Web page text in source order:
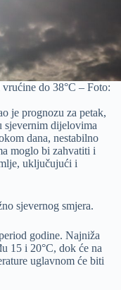
do 38°C – Foto:
je prognozu za petak,
sjevernim dijelovima
dana, nestabilno
moglo bi zahvatiti i
uključujući i
sjevernog smjera.
godine. Najniža
15 i 20°C, dok će na
uglavnom će biti